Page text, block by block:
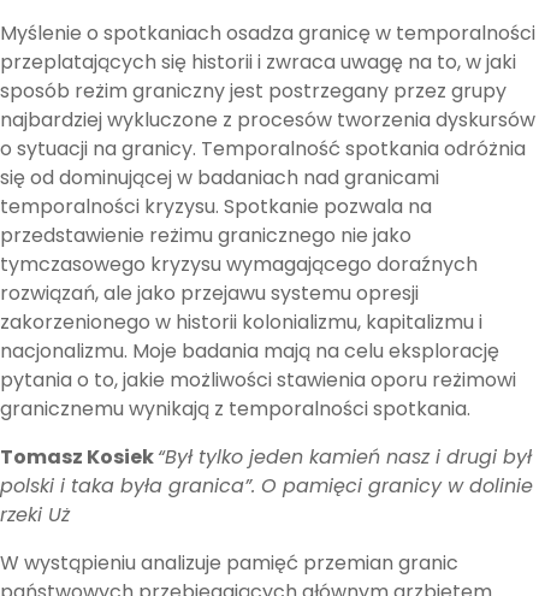
Myślenie o spotkaniach osadza granicę w temporalności
przeplatających się historii i zwraca uwagę na to, w jaki
sposób reżim graniczny jest postrzegany przez grupy
najbardziej wykluczone z procesów tworzenia dyskursów
o sytuacji na granicy. Temporalność spotkania odróżnia
się od dominującej w badaniach nad granicami
temporalności kryzysu. Spotkanie pozwala na
przedstawienie reżimu granicznego nie jako
tymczasowego kryzysu wymagającego doraźnych
rozwiązań, ale jako przejawu systemu opresji
zakorzenionego w historii kolonializmu, kapitalizmu i
nacjonalizmu. Moje badania mają na celu eksplorację
pytania o to, jakie możliwości stawienia oporu reżimowi
granicznemu wynikają z temporalności spotkania.
Tomasz Kosiek“Był tylko jeden kamień nasz i drugi był
polski i taka była granica”. O pamięci granicy w dolinie
rzeki Uż
W wystąpieniu analizuje pamięć przemian granic